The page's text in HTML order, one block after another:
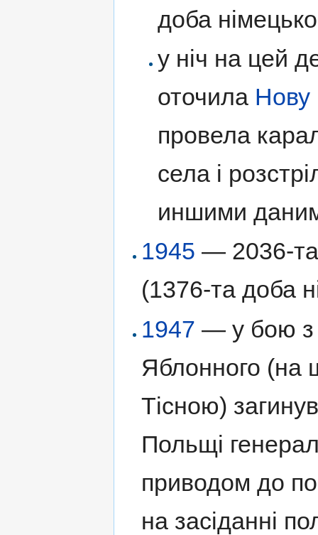
доба
у ніч на цей
оточила Нову
провела
села і
иншими
1945 — 2036-та
(1376-та доба
1947 — у бою з
Яблонного (на
Тісною)
Польщі
приводом до
на засіданні